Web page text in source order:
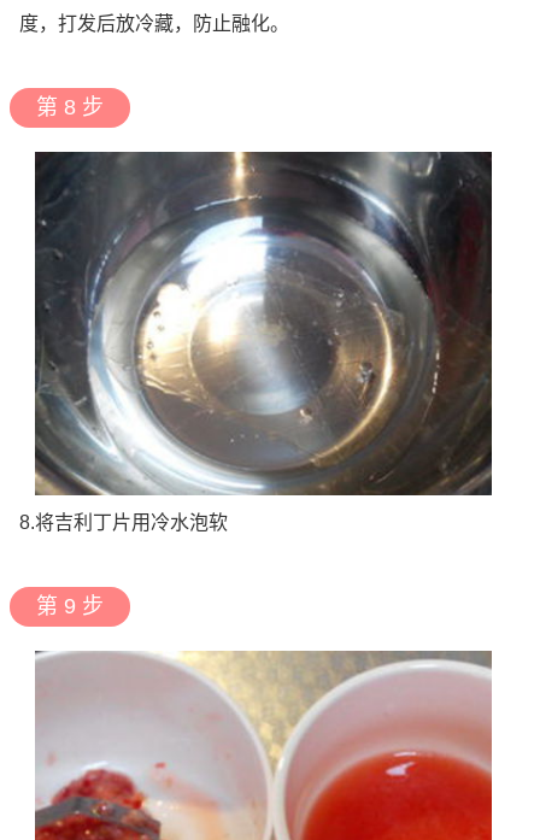
度，打发后放冷藏，防止融化。
第 8 步
8.将吉利丁片用冷水泡软
第 9 步